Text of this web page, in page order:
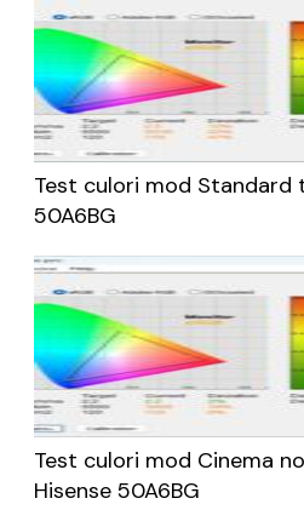
Test culori mod Standard
50A6BG
Test culori mod Cinema
Hisense 50A6BG